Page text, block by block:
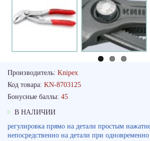
Производитель: Knipex
Код товара: KN-8703125
Бонусные баллы: 45
В НАЛИЧИИ
регулировка прямо на детали простым
непосредственно на детали при